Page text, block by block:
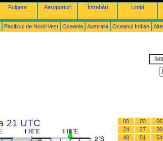
Fulgere Aeroporturi Întrebări Limbi
Pacificul de Nord-Vest Oceania Australia Oceanul Indian
21 UTC 00 03 06
24
27 30
48
51 54